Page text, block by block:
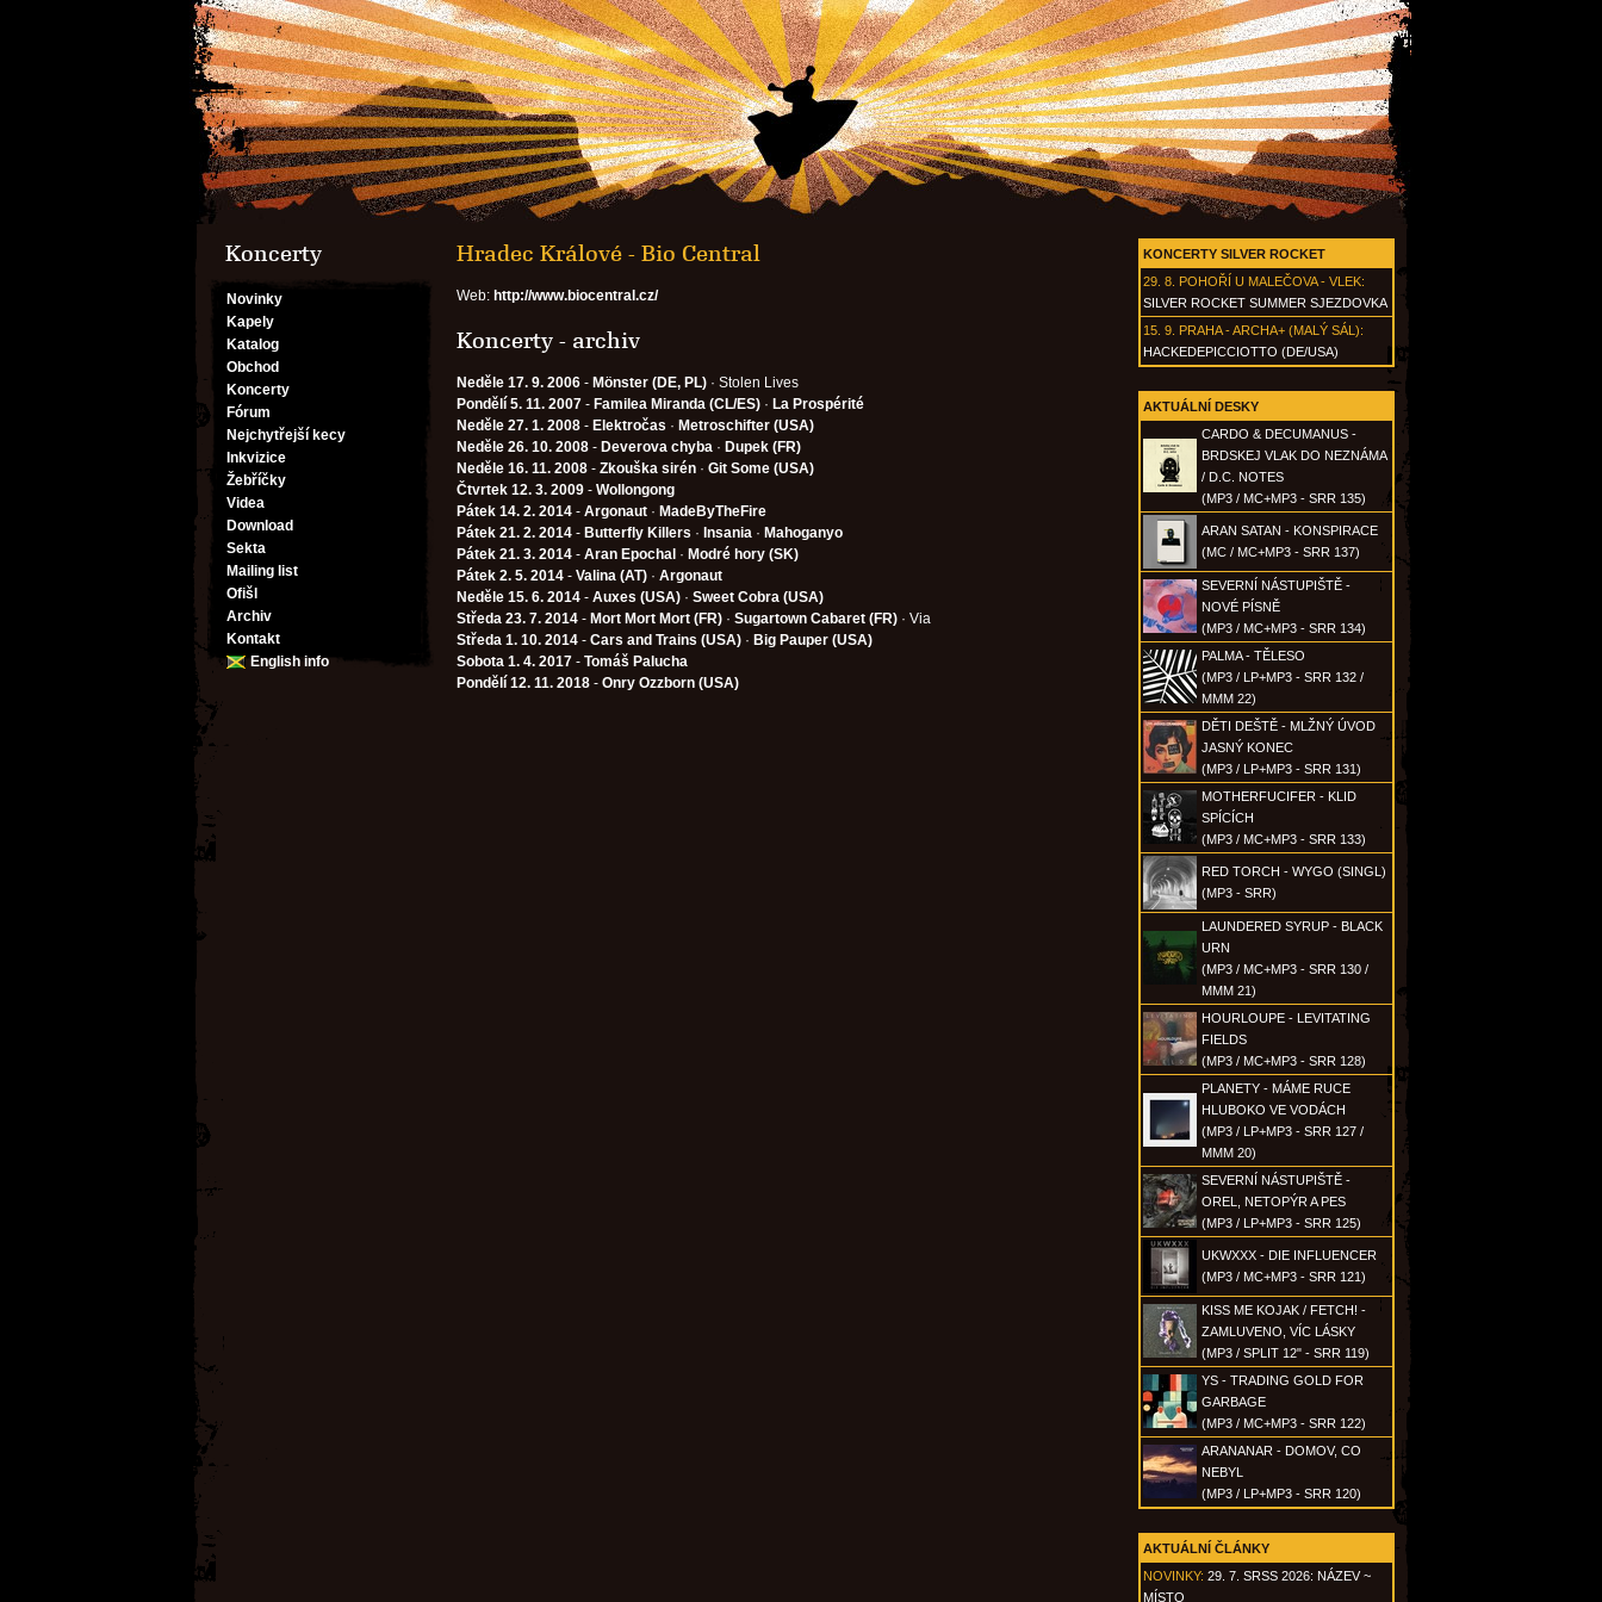
Koncerty
Novinky
Kapely
Katalog
Obchod
Koncerty
Fórum
Nejchytřejší kecy
Inkvizice
Žebříčky
Videa
Download
Sekta
Mailing list
Ofišl
Archiv
Kontakt
English info
KONCERTY SILVER ROCKET
29. 8. POHOŘÍ U MALEČOVA - VLEK:
SILVER ROCKET SUMMER SJEZDOVKA
15. 9. PRAHA - ARCHA+ (MALÝ SÁL):
HACKEDEPICCIOTTO (DE/USA)
AKTUÁLNÍ DESKY
CARDO & DECUMANUS -
BRDSKEJ VLAK DO NEZNÁMA
/ D.C. NOTES
(MP3 / MC+MP3 - SRR 135)
ARAN SATAN - KONSPIRACE
(MC / MC+MP3 - SRR 137)
SEVERNÍ NÁSTUPIŠTĚ -
NOVÉ PÍSNĚ
(MP3 / MC+MP3 - SRR 134)
PALMA - TĚLESO
(MP3 / LP+MP3 - SRR 132 /
MMM 22)
DĚTI DEŠTĚ - MLŽNÝ ÚVOD
JASNÝ KONEC
(MP3 / LP+MP3 - SRR 131)
MOTHERFUCIFER - KLID
SPÍCÍCH
(MP3 / MC+MP3 - SRR 133)
RED TORCH - WYGO (SINGL)
(MP3 - SRR)
LAUNDERED SYRUP - BLACK
URN
(MP3 / MC+MP3 - SRR 130 /
MMM 21)
HOURLOUPE - LEVITATING
FIELDS
(MP3 / MC+MP3 - SRR 128)
PLANETY - MÁME RUCE
HLUBOKO VE VODÁCH
(MP3 / LP+MP3 - SRR 127 /
MMM 20)
SEVERNÍ NÁSTUPIŠTĚ -
OREL, NETOPÝR A PES
(MP3 / LP+MP3 - SRR 125)
UKWXXX - DIE INFLUENCER
(MP3 / MC+MP3 - SRR 121)
KISS ME KOJAK / FETCH! -
ZAMLUVENO, VÍC LÁSKY
(MP3 / SPLIT 12" - SRR 119)
YS - TRADING GOLD FOR
GARBAGE
(MP3 / MC+MP3 - SRR 122)
ARANANAR - DOMOV, CO
NEBYL
(MP3 / LP+MP3 - SRR 120)
AKTUÁLNÍ ČLÁNKY
NOVINKY: 29. 7. SRSS 2026: NÁZEV ~
MÍSTO
Hradec Králové - Bio Central
Web: http://www.biocentral.cz/
Koncerty - archiv
Neděle 17. 9. 2006 - Mönster (DE, PL) · Stolen Lives
Pondělí 5. 11. 2007 - Familea Miranda (CL/ES) · La Prospérité
Neděle 27. 1. 2008 - Elektročas · Metroschifter (USA)
Neděle 26. 10. 2008 - Deverova chyba · Dupek (FR)
Neděle 16. 11. 2008 - Zkouška sirén · Git Some (USA)
Čtvrtek 12. 3. 2009 - Wollongong
Pátek 14. 2. 2014 - Argonaut · MadeByTheFire
Pátek 21. 2. 2014 - Butterfly Killers · Insania · Mahoganyo
Pátek 21. 3. 2014 - Aran Epochal · Modré hory (SK)
Pátek 2. 5. 2014 - Valina (AT) · Argonaut
Neděle 15. 6. 2014 - Auxes (USA) · Sweet Cobra (USA)
Středa 23. 7. 2014 - Mort Mort Mort (FR) · Sugartown Cabaret (FR) · Via
Středa 1. 10. 2014 - Cars and Trains (USA) · Big Pauper (USA)
Sobota 1. 4. 2017 - Tomáš Palucha
Pondělí 12. 11. 2018 - Onry Ozzborn (USA)